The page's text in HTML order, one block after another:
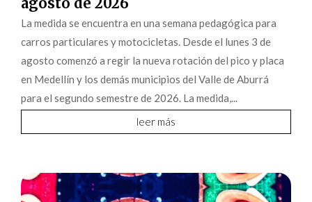
La medida se encuentra en una semana pedagógica para
carros particulares y motocicletas. Desde el lunes 3 de
agosto comenzó a regir la nueva rotación del pico y placa
en Medellín y los demás municipios del Valle de Aburrá
para el segundo semestre de 2026. La medida,...
leer más